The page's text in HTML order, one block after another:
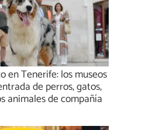
en Tenerife: los museos
de perros, gatos,
animales de compañía